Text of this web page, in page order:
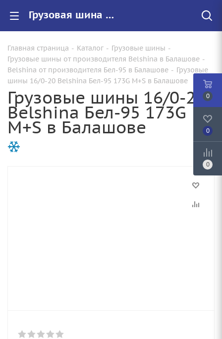
Грузовая шина 16/0-20 Belshina Бел-95 173G M+S по цене от 120750.00 купить в Балашове с доставкой | Арт.:
Главная страница - Каталог - Грузовые шины -
Грузовые шины от производителя Belshina в Балашове -
Belshina от производителя Бел-95 в Балашове - Грузовые
шины 16/0-20 Belshina Бел-95 173G M+S в Балашове
Грузовые шины 16/0-20
Belshina Бел-95 173G
M+S в Балашове
0
0
0